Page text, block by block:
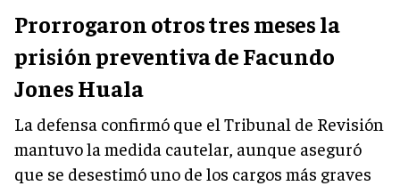
Prorrogaron otros tres meses la
prisión preventiva de Facundo
Jones Huala
La defensa confirmó que el Tribunal de Revisión
mantuvo la medida cautelar, aunque aseguró
que se desestimó uno de los cargos más graves